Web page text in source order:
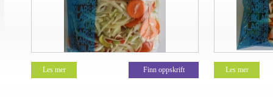
Les mer Finn oppskrift Les mer